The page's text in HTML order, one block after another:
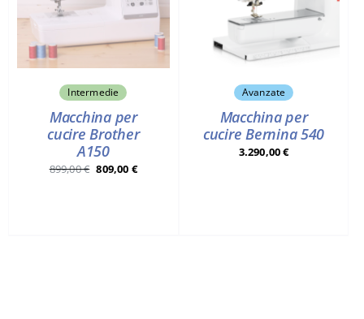
Intermedie
Macchina per
cucire Brother
A150
899,00€ Il
809,00 €Il
Avanzate
Macchina per
cucire Bernina 540
3.290,00€